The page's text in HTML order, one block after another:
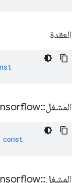
العقدة
المشغل::
const
المشغل::